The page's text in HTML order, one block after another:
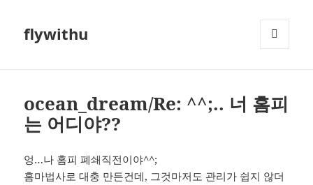
flywithu
ocean_dream/Re: ^^;.. 너 홈피
는 어디야??
엉…나 홈피 폐쇄직전이야^^;
홈마법사로 대충 만든건데, 그것마저도 관리가 쉽지 않더